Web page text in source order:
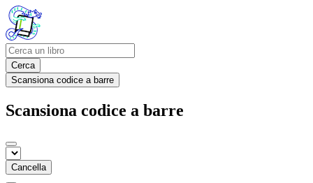
Cerca
Scansiona codice a barre
Scansiona codice a barre
Cancella